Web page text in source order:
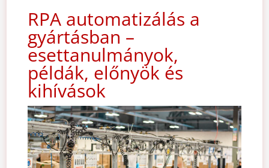
RPA automatizálás a
gyártásban –
esettanulmányok,
példák, előnyök és
kihívások